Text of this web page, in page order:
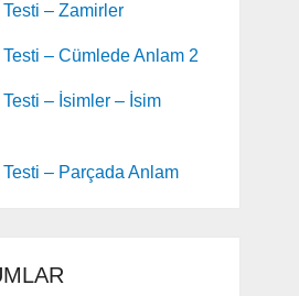
Testi – Zamirler
Testi – Cümlede Anlam 2
Testi – İsimler – İsim
Testi – Parçada Anlam